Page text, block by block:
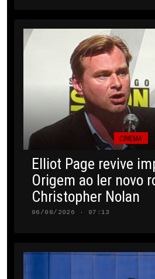
CINEMA
Elliot Page revive
Origem ao ler novo
Christopher Nolan
06/08/2026 · 07:13